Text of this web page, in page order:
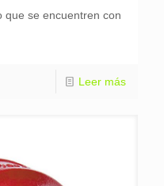
que se encuentren con
Leer más